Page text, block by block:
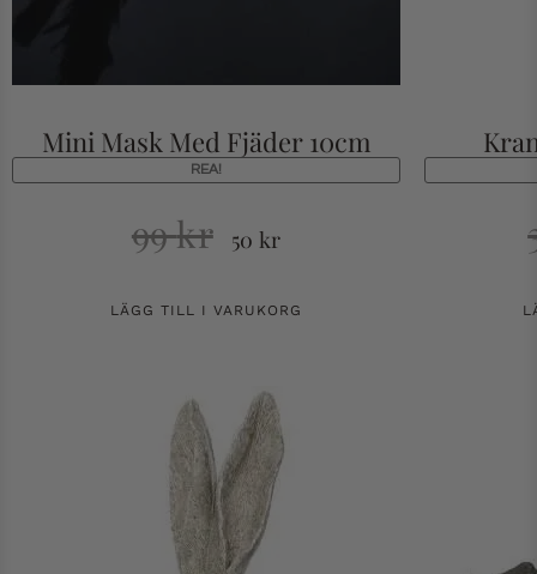
Mini Mask Med Fjäder 10cm
REA!
99kr 50 kr
LÄGG TILL I VARUKORG